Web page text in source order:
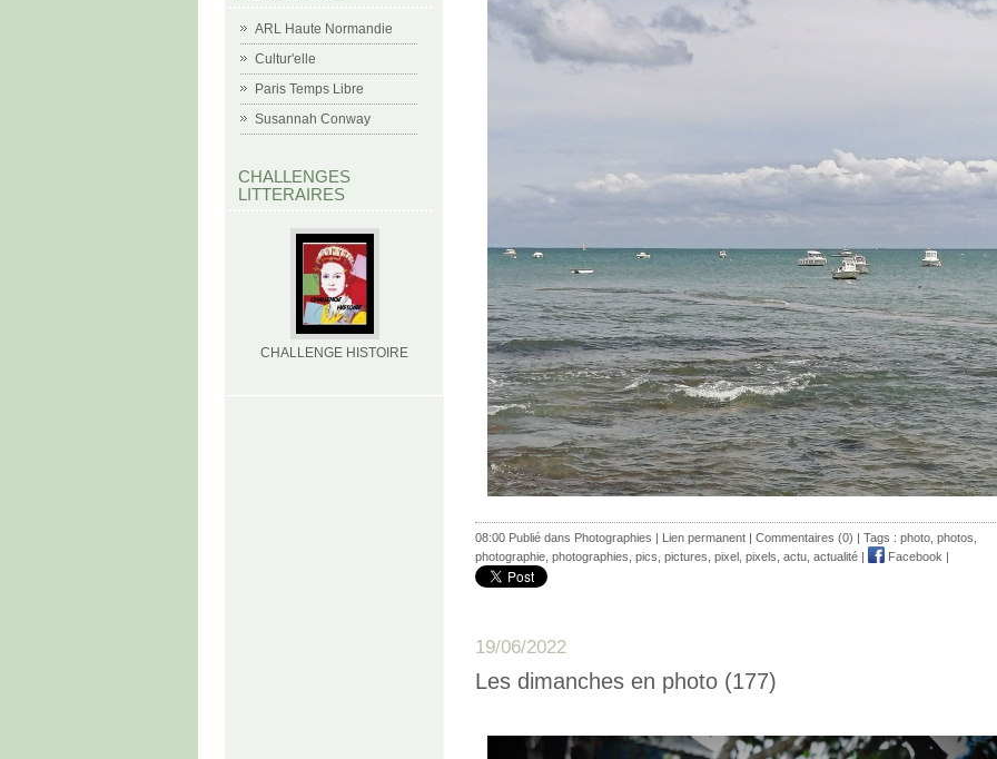
ARL Haute Normandie
Cultur'elle
Paris Temps Libre
Susannah Conway
CHALLENGES
LITTERAIRES
CHALLENGE HISTOIRE
08:00 Publié dans Photographies Lien permanent Commentaires (0) | Tags : photo photos
photographie photographies pics pictures pixel pixels actu actualité Facebook
19/06/2022
Les dimanches en photo (177)